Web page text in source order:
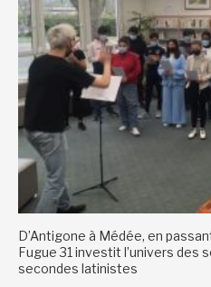
D’Antigone à Médée, en
Fugue 31 investit l’univers des
secondes latinistes